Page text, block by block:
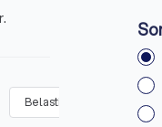
Belastingadvies en -